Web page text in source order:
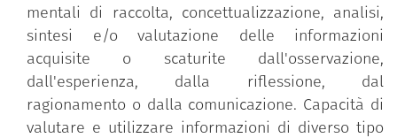
mentali di raccolta, concettualizzazione, analisi,
sintesi e/o valutazione delle informazioni
acquisite o scaturite dall'osservazione,
dall'esperienza, dalla riflessione, dal
ragionamento o dalla comunicazione. Capacità di
valutare e utilizzare informazioni di diverso tipo